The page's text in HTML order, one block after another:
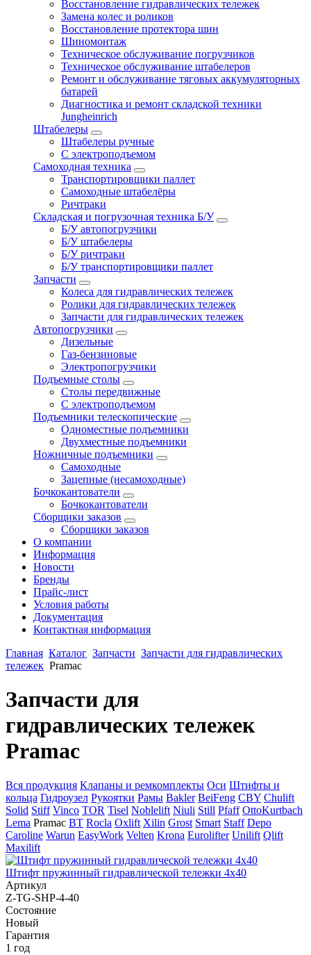
Восстановление гидравлических тележек
Замена колес и роликов
Восстановление протектора шин
Шиномонтаж
Техническое обслуживание погрузчиков
Техническое обслуживание штабелеров
Ремонт и обслуживание тяговых аккумуляторных
батарей
Диагностика и ремонт складской техники
Jungheinrich
Штабелеры
Штабелеры ручные
С электроподъемом
Самоходная техника
Транспортировщики паллет
Самоходные штабелёры
Ричтраки
Складская и погрузочная техника Б/У
Б/У автопогрузчики
Б/У штабелеры
Б/У ричтраки
Б/У транспортировщики паллет
Запчасти
Колеса для гидравлических тележек
Ролики для гидравлических тележек
Запчасти для гидравлических тележек
Автопогрузчики
Дизельные
Газ-бензиновые
Электропогрузчики
Подъемные столы
Столы передвижные
С электроподъемом
Подъемники телескопические
Одноместные подъемники
Двухместные подъемники
Ножничные подъемники
Самоходные
Зацепные (несамоходные)
Бочкокантователи
Бочкокантователи
Сборщики заказов
Сборщики заказов
О компании
Информация
Новости
Бренды
Прайс-лист
Условия работы
Документация
Контактная информация
Главная Каталог Запчасти Запчасти для гидравлических
тележек Pramac
Запчасти для
гидравлических тележек
Pramac
Вся продукция Клапаны и ремкомплекты Оси Штифты и
кольца Гидроузел Рукоятки Рамы Bakler BeiFeng CBY Chulift
Solid Stiff Vinco TOR Tisel Noblelift Niuli Still Pfaff OttoKurtbach
Lema Pramac BT Rocla Oxlift Xilin Grost Smart Staff Depo
Caroline Warun EasyWork Velten Krona Eurolifter Unilift Qlift
Maxilift
Штифт пружинный гидравлической тележки 4x40
Артикул
Z-TG-SHP-4-40
Состояние
Новый
Гарантия
1 год